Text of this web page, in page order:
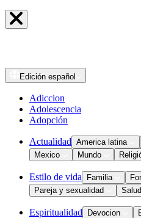
Edición español
Adiccion
Adolescencia
Adopción
Actualidad America latina
Mexico
Mundo
Estilo de vida Familia
Pareja y sexualidad
Salud
Espiritualidad Devocion